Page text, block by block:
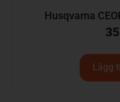
Husqvarna
Lägg